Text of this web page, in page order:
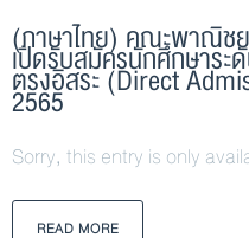
(ภาษาไทย) คณะพาณิช
เปิดรับสมัครนักศึกษาร
ตรงอิสระ (Direct
2565
Sorry, this entry is only
READ MORE